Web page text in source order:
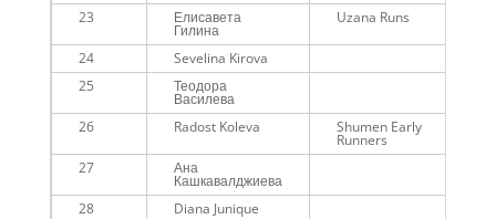
23 Елисавета
Гилина
Uzana Runs
24 Sevelina Kirova
25
Теодора
Василева
26 Radost Koleva Shumen Early
Runners
27
Ана
Кашкавалджиева
28
Diana Junique